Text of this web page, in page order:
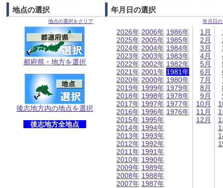
地点の選択
地点の選択をクリア
都府県・地方を選択
後志地方内の地点を選択
後志地方全地点
年月日の選択
年月日
2026年
2025年
2024年
2023年
2022年
2021年
2020年
2019年
2018年
2017年
2016年
2015年
2014年
2013年
2012年
2011年
2010年
2009年
2008年
2007年
2006年
2005年
2004年
2003年
2002年
2001年
2000年
1999年
1998年
1997年
1996年
1995年
1994年
1993年
1992年
1991年
1990年
1989年
1988年
1987年
1986年
1985年
1984年
1983年
1982年
1981年
1980年
1979年
1978年
1977年
1976年
1月
2月
3月
4月
5月
6月
7月
8月
9月
10月
11月
12月